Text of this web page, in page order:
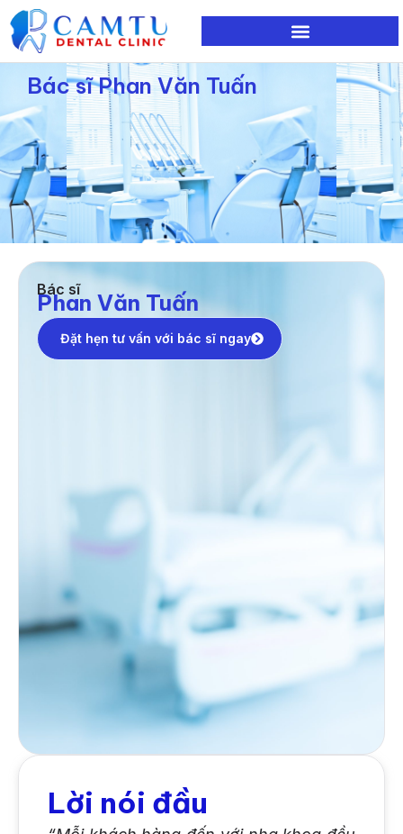
Nhảy
tới
nội
dungBác sĩ Phan Văn Tuấn
Lời nói đầu
Bác sĩ
Phan Văn Tuấn
Đặt hẹn tư vấn với bác sĩ ngay